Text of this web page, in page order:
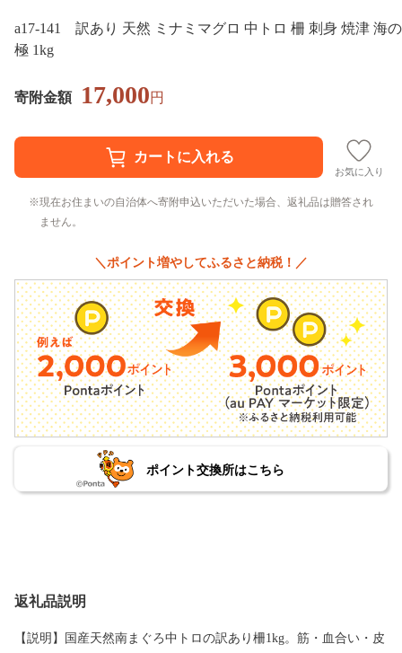
a17-141 訳あり 天然 ミナミマグロ 中トロ 柵 刺身 焼津 海の
極 1kg
寄附金額 17,000円
お気に入り
現在お住まいの自治体へ寄附申込いただいた場合、返礼品は贈答され
ません。
＼ポイント増やしてふるさと納税！／
ポイント交換所はこちら
返礼品説明
【説明】国産天然南まぐろ中トロの訳あり柵1kg。筋・血合い・皮